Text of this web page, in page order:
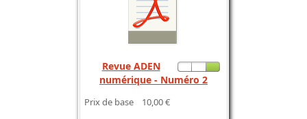
Revue ADEN
numérique - Numéro 2
Prix de base 10,00 €